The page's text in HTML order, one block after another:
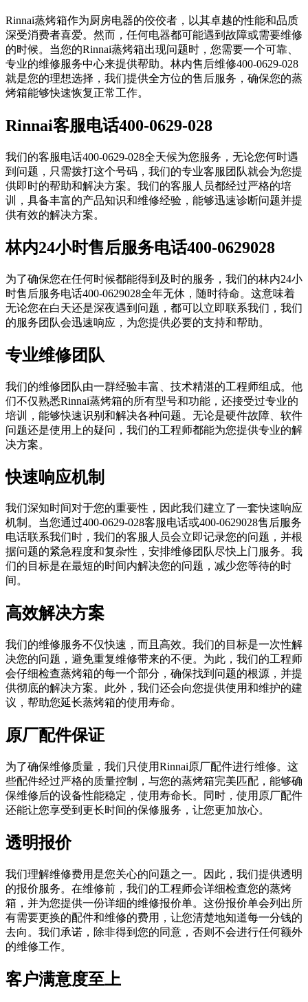
Rinnai蒸烤箱作为厨房电器的佼佼者，以其卓越的性能和品质
深受消费者喜爱。然而，任何电器都可能遇到故障或需要维修
的时候。当您的Rinnai蒸烤箱出现问题时，您需要一个可靠、
专业的维修服务中心来提供帮助。林内售后维修400-0629-028
就是您的理想选择，我们提供全方位的售后服务，确保您的蒸
烤箱能够快速恢复正常工作。
Rinnai客服电话400-0629-028
我们的客服电话400-0629-028全天候为您服务，无论您何时遇
到问题，只需拨打这个号码，我们的专业客服团队就会为您提
供即时的帮助和解决方案。我们的客服人员都经过严格的培
训，具备丰富的产品知识和维修经验，能够迅速诊断问题并提
供有效的解决方案。
林内24小时售后服务电话400-0629028
为了确保您在任何时候都能得到及时的服务，我们的林内24小
时售后服务电话400-0629028全年无休，随时待命。这意味着
无论您在白天还是深夜遇到问题，都可以立即联系我们，我们
的服务团队会迅速响应，为您提供必要的支持和帮助。
专业维修团队
我们的维修团队由一群经验丰富、技术精湛的工程师组成。他
们不仅熟悉Rinnai蒸烤箱的所有型号和功能，还接受过专业的
培训，能够快速识别和解决各种问题。无论是硬件故障、软件
问题还是使用上的疑问，我们的工程师都能为您提供专业的解
决方案。
快速响应机制
我们深知时间对于您的重要性，因此我们建立了一套快速响应
机制。当您通过400-0629-028客服电话或400-0629028售后服务
电话联系我们时，我们的客服人员会立即记录您的问题，并根
据问题的紧急程度和复杂性，安排维修团队尽快上门服务。我
们的目标是在最短的时间内解决您的问题，减少您等待的时
间。
高效解决方案
我们的维修服务不仅快速，而且高效。我们的目标是一次性解
决您的问题，避免重复维修带来的不便。为此，我们的工程师
会仔细检查蒸烤箱的每一个部分，确保找到问题的根源，并提
供彻底的解决方案。此外，我们还会向您提供使用和维护的建
议，帮助您延长蒸烤箱的使用寿命。
原厂配件保证
为了确保维修质量，我们只使用Rinnai原厂配件进行维修。这
些配件经过严格的质量控制，与您的蒸烤箱完美匹配，能够确
保维修后的设备性能稳定，使用寿命长。同时，使用原厂配件
还能让您享受到更长时间的保修服务，让您更加放心。
透明报价
我们理解维修费用是您关心的问题之一。因此，我们提供透明
的报价服务。在维修前，我们的工程师会详细检查您的蒸烤
箱，并为您提供一份详细的维修报价单。这份报价单会列出所
有需要更换的配件和维修的费用，让您清楚地知道每一分钱的
去向。我们承诺，除非得到您的同意，否则不会进行任何额外
的维修工作。
客户满意度至上